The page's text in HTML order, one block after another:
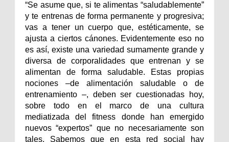
“Se asume que, si te alimentas “saludablemente”
y te entrenas de forma permanente y progresiva;
vas a tener un cuerpo que, estéticamente, se
ajusta a ciertos cánones. Evidentemente eso no
es así, existe una variedad sumamente grande y
diversa de corporalidades que entrenan y se
alimentan de forma saludable. Estas propias
nociones –de alimentación saludable o de
entrenamiento –, deben ser cuestionadas hoy,
sobre todo en el marco de una cultura
mediatizada del fitness donde han emergido
nuevos “expertos” que no necesariamente son
tales. Sabemos que en esta red social hay